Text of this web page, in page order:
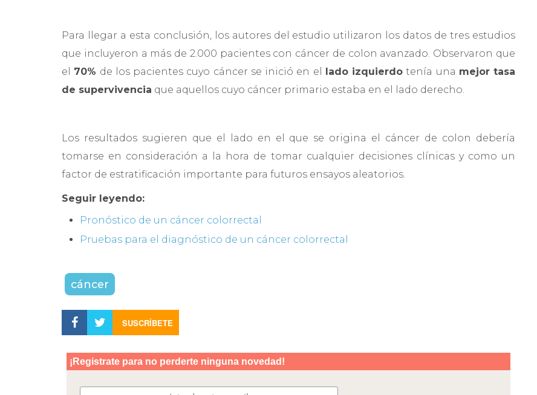
Para llegar a esta conclusión, los autores del estudio utilizaron los datos de tres estudios
que incluyeron a más de 2.000 pacientes con cáncer de colon avanzado. Observaron que
el 70% de los pacientes cuyo cáncer se inició en el lado izquierdo tenía una mejor tasa
de supervivencia que aquellos cuyo cáncer primario estaba en el lado derecho.
Los resultados sugieren que el lado en el que se origina el cáncer de colon debería
tomarse en consideración a la hora de tomar cualquier decisiones clínicas y como un
factor de estratificación importante para futuros ensayos aleatorios.
Seguir leyendo:
Pronóstico de un cáncer colorrectal
Pruebas para el diagnóstico de un cáncer colorrectal
cáncer
SUSCRÍBETE